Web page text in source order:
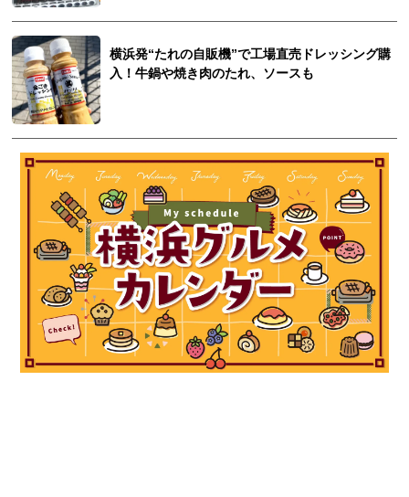
横浜発“たれの自販機”で工場直売ドレッシング購
入！牛鍋や焼き肉のたれ、ソースも